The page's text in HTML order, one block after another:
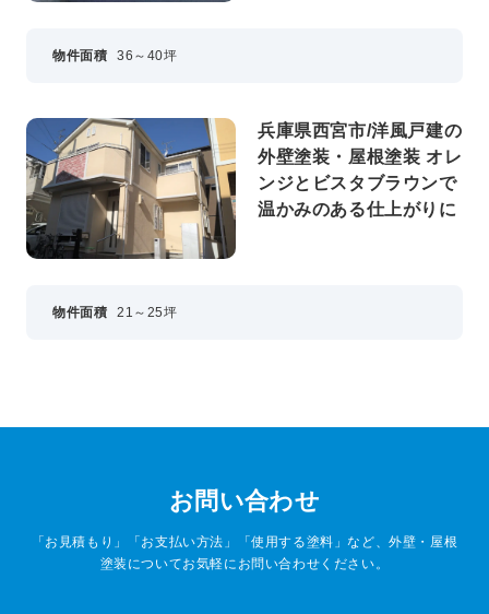
物件面積 36～40坪
兵庫県西宮市/洋風戸建の
外壁塗装・屋根塗装 オレ
ンジとビスタブラウンで
温かみのある仕上がりに
物件面積 21～25坪
お問い合わせ
「お見積もり」「お支払い方法」「使用する塗料」など、外壁・屋根
塗装についてお気軽にお問い合わせください。